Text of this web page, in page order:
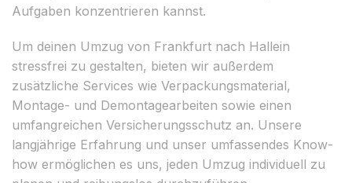
Aufgaben konzentrieren kannst.
Um deinen Umzug von Frankfurt nach Hallein
stressfrei zu gestalten, bieten wir außerdem
zusätzliche Services wie Verpackungsmaterial,
Montage- und Demontagearbeiten sowie einen
umfangreichen Versicherungsschutz an. Unsere
langjährige Erfahrung und unser umfassendes Know-
how ermöglichen es uns, jeden Umzug individuell zu